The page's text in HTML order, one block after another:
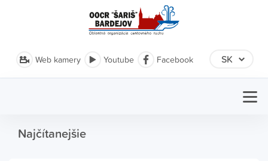
Web kamery Youtube Facebook
Najčítanejšie